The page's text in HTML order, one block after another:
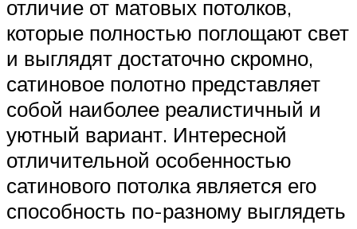
отличие от матовых потолков,
которые полностью поглощают свет
и выглядят достаточно скромно,
сатиновое полотно представляет
собой наиболее реалистичный и
уютный вариант. Интересной
отличительной особенностью
сатинового потолка является его
способность по-разному выглядеть